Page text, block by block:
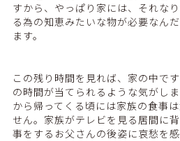
すから、やっぱり家には、それな
る為の知恵みたいな物が必要なん
ます。
この残り時間を見れば、家の中で
の時間が当てられるような気がし
から帰ってくる頃には家族の食事
せん。家族がテレビを見る居間に
事をするお父さんの後姿に哀愁を